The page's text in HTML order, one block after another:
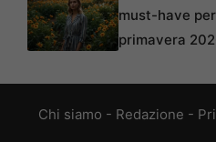
must-have
primavera
Chi siamo - Redazione -